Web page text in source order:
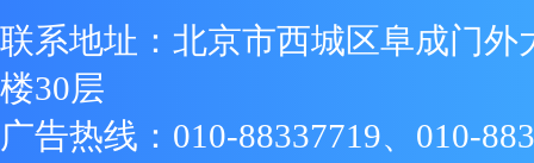
联系地址：北京市西城区阜成门外
楼30层
广告热线：010-88337719、010-